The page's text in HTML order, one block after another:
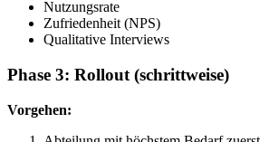
Nutzungsrate
Zufriedenheit (NPS)
Qualitative Interviews
Phase 3: Rollout (schrittweise)
Vorgehen: